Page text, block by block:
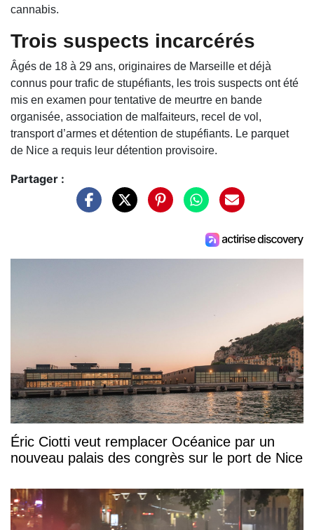
cannabis.
Trois suspects incarcérés
Âgés de 18 à 29 ans, originaires de Marseille et déjà
connus pour trafic de stupéfiants, les trois suspects ont été
mis en examen pour tentative de meurtre en bande
organisée, association de malfaiteurs, recel de vol,
transport d’armes et détention de stupéfiants. Le parquet
de Nice a requis leur détention provisoire.
Partager :
Éric Ciotti veut remplacer Océanice par un
nouveau palais des congrès sur le port de Nice